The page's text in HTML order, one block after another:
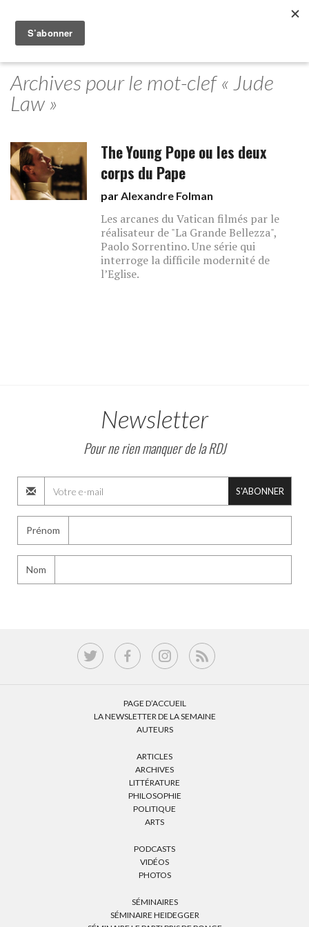
Archives pour le mot-clef « Jude
Law »
The Young Pope ou les deux
corps du Pape
parAlexandre Folman
Les arcanes du Vatican filmés par le
réalisateur de "La Grande Bellezza",
Paolo Sorrentino. Une série qui
interroge la difficile modernité de
l’Eglise.
Newsletter
Pour ne rien manquer de la RDJ
S'ABONNER
Prénom
Nom
PAGE D’ACCUEIL
LA NEWSLETTER DE LA SEMAINE
AUTEURS
ARTICLES
ARCHIVES
LITTÉRATURE
PHILOSOPHIE
POLITIQUE
ARTS
PODCASTS
VIDÉOS
PHOTOS
SÉMINAIRES
SÉMINAIRE HEIDEGGER